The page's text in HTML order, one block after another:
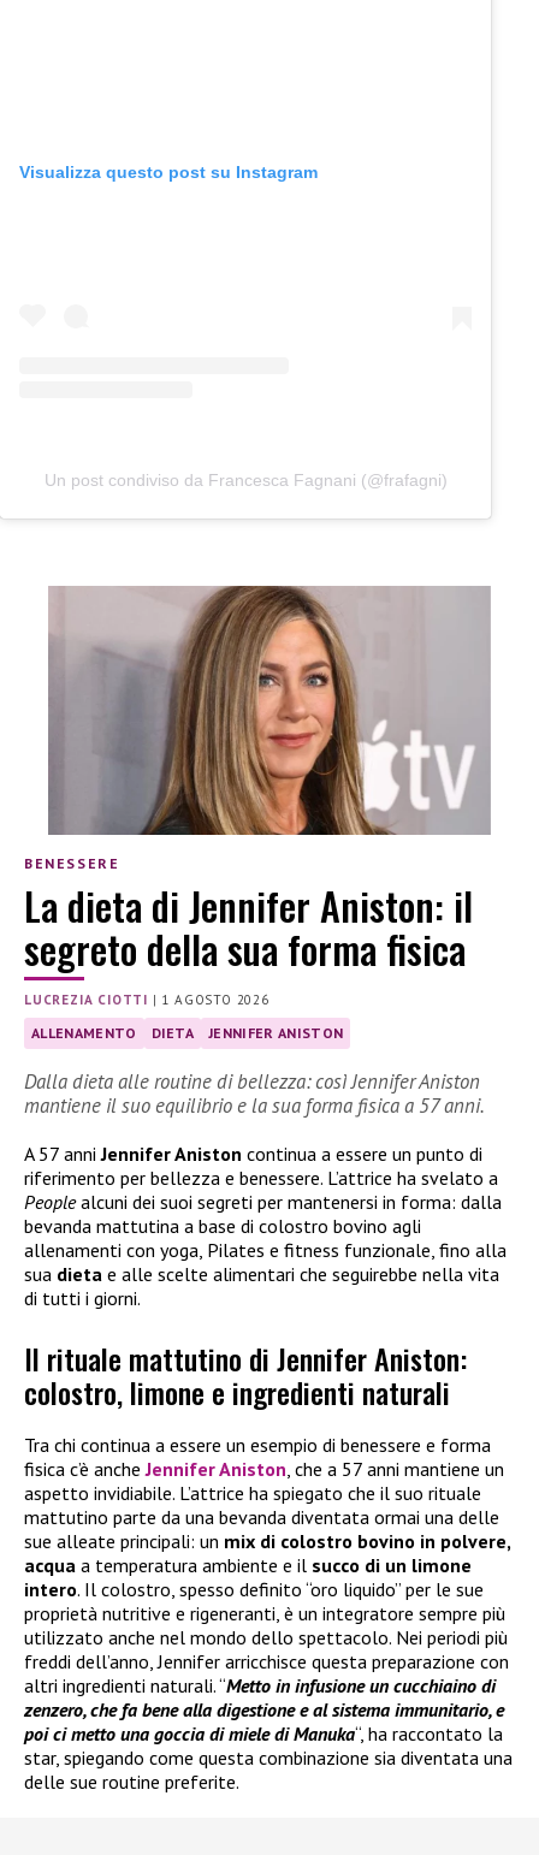
Visualizza questo post su Instagram
Un post condiviso da Francesca Fagnani (@frafagni)
BENESSERE
La dieta di Jennifer Aniston: il
segreto della sua forma fisica
LUCREZIA CIOTTI | 1 AGOSTO 2026
ALLENAMENTO DIETA JENNIFER ANISTON
Dalla dieta alle routine di bellezza: così Jennifer Aniston
mantiene il suo equilibrio e la sua forma fisica a 57 anni.
A 57 anniJennifer Aniston continua a essere un punto di
riferimento per bellezza e benessere. L’attrice ha svelato a
Peoplealcuni dei suoi segreti per mantenersi in forma: dalla
bevanda mattutina a base di colostro bovino agli
allenamenti con yoga, Pilates e fitness funzionale, fino alla
sua dieta e alle scelte alimentari che seguirebbe nella vita
di tutti i giorni.
Il rituale mattutino di Jennifer Aniston:
colostro, limone e ingredienti naturali
Tra chi continua a essere un esempio di benessere e forma
fisica c’è ancheJennifer Aniston , che a 57 anni mantiene un
aspetto invidiabile. L’attrice ha spiegato che il suo rituale
mattutino parte da una bevanda diventata ormai una delle
sue alleate principali: un mix di colostro bovino in polvere,
acqua a temperatura ambiente e il succo di un limone
intero. Il colostro, spesso definito “oro liquido” per le sue
proprietà nutritive e rigeneranti, è un integratore sempre più
utilizzato anche nel mondo dello spettacolo. Nei periodi più
freddi dell’anno, Jennifer arricchisce questa preparazione con
altri ingredienti naturali. “Metto in infusione un cucchiaino di
zenzero, che fa bene alla digestione e al sistema immunitario, e
poi ci metto una goccia di miele di Manuka“, ha raccontato la
star, spiegando come questa combinazione sia diventata una
delle sue routine preferite.